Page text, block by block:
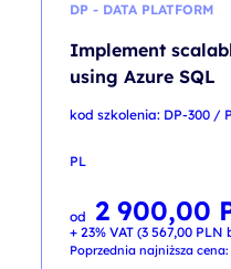
DP - DATA PLATFORM
Implement
using Azure SQL
kod szkolenia: DP-300 /
PL
od
Pierwotna
cena
wynosiła:
3 200,00 PLN.
2 900,00
Aktualna
cena
wynosi:
2 900,00 PLN.
+ 23% VAT (3 567,00 PLN
Poprzednia najniższa cena: